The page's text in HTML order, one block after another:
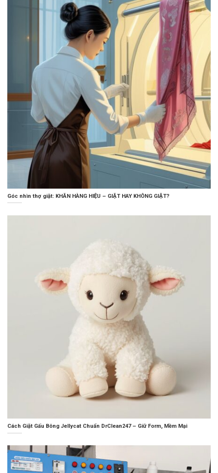
Góc nhìn thợ giặt: KHĂN HÀNG HIỆU – GIẶT HAY KHÔNG GIẶT?
Cách Giặt Gấu Bông Jellycat Chuẩn DrClean247 – Giữ Form, Mềm Mại